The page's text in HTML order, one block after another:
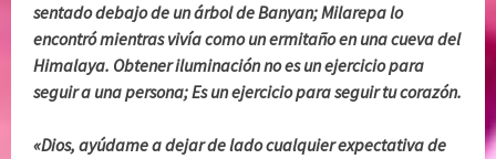
sentado debajo de un árbol de Banyan; Milarepa lo
encontró mientras vivía como un ermitaño en una cueva del
Himalaya. Obtener iluminación no es un ejercicio para
seguir a una persona; Es un ejercicio para seguir tu corazón.
«Dios, ayúdame a dejar de lado cualquier expectativa de